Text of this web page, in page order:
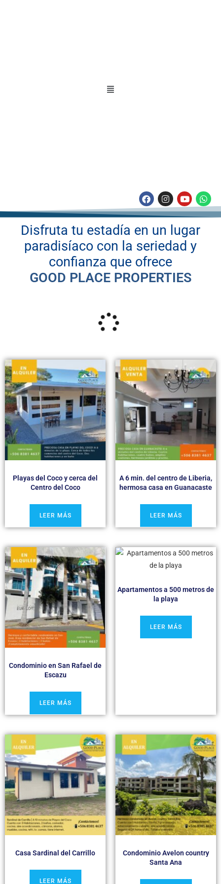
Disfruta tu estadía en un lugar
paradisíaco con la seriedad y
confianza que ofrece
GOOD PLACE PROPERTIES
Playas del Coco y cerca del
Centro del Coco
LEER MÁS
A 6 min. del centro de Liberia,
hermosa casa en Guanacaste
LEER MÁS
Condominio en San Rafael de
Escazu
LEER MÁS
Apartamentos a 500 metros de
la playa
LEER MÁS
Casa Sardinal del Carrillo
LEER MÁS
Condominio Avelon country
Santa Ana